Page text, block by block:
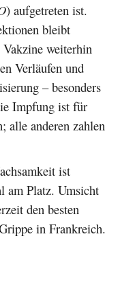
) aufgetreten ist.
bleibt
weiterhin
Verläufen und
– besonders
Impfung ist für
alle anderen zahlen
ist
am Platz. Umsicht
den besten
in Frankreich.